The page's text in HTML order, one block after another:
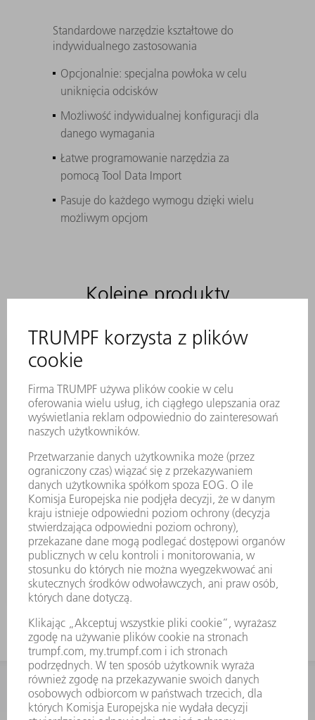
Standardowe narzędzie kształtowe do
indywidualnego zastosowania
Opcjonalnie: specjalna powłoka w celu
uniknięcia odcisków
Możliwość indywidualnej konfiguracji dla
danego wymagania
Łatwe programowanie narzędzia za
pomocą Tool Data Import
Pasuje do każdego wymogu dzięki wielu
możliwym opcjom
Kolejne produkty
AKCESORIA
Matryca (kształt 25)
Nr materiału:0699860
KONTAKT
Dział Części Zamiennych i Narzędzi